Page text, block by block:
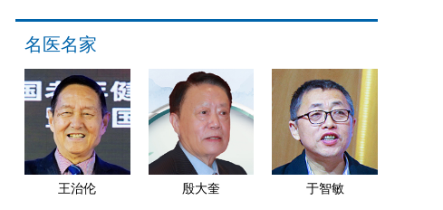
名医名家
王治伦 殷大奎 于智敏